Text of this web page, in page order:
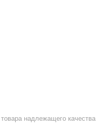
надлежащего качества